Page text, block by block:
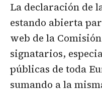
La declaración de
estando abierta
web de la
signatarios,
públicas de toda
sumando a la